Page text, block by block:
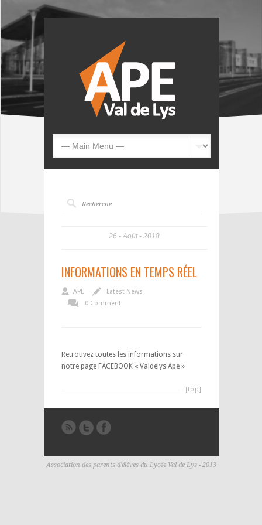
26 Août 2018
INFORMATIONS EN TEMPS RÉEL
APE
Latest News
0 Comment
Retrouvez toutes les informations sur
notre page FACEBOOK « Valdelys Ape »
[top]
Association des parents d'élèves du Lycée Val de Lys - 2013